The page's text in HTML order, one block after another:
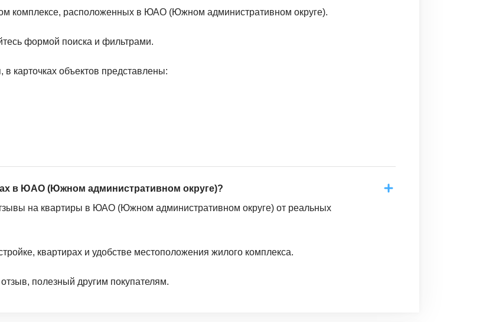
комплексе, расположенных в ЮАО (Южном административном округе).
формой поиска и фильтрами.
карточках объектов представлены:
в ЮАО (Южном административном округе)?
на квартиры в ЮАО (Южном административном округе) от реальных
квартирах и удобстве местоположения жилого комплекса.
полезный другим покупателям.